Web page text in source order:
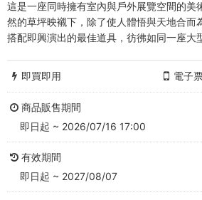
術
館
購
票
網
站
這是一座同時擁有室內與戶外展覽空間的美
然的草坪映襯下，除了使人體悟與天地合而
搭配即興演出的最佳道具，彷彿如同一座大
即買即用 電子
商品販售期間
即日起 ~ 2026/07/16 17:00
有效期間
即日起 ~ 2027/08/07